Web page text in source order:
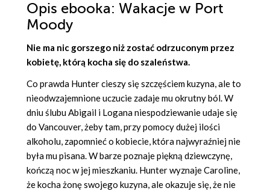
Opis ebooka: Wakacje w Port
Moody
Nie ma nic gorszego niż zostać odrzuconym przez
kobietę, którą kocha się do szaleństwa.
Co prawda Hunter cieszy się szczęściem kuzyna, ale to
nieodwzajemnione uczucie zadaje mu okrutny ból. W
dniu ślubu Abigail i Logana niespodziewanie udaje się
do Vancouver, żeby tam, przy pomocy dużej ilości
alkoholu, zapomnieć o kobiecie, która najwyraźniej nie
była mu pisana. W barze poznaje piękną dziewczynę,
kończą noc w jej mieszkaniu. Hunter wyznaje Caroline,
że kocha żonę swojego kuzyna, ale okazuje się, że nie